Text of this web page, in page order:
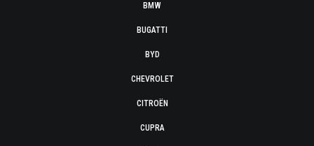
BMW
BUGATTI
BYD
CHEVROLET
CITROËN
CUPRA